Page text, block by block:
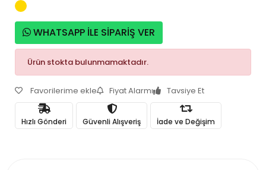
WHATSAPP İLE SİPARİŞ VER
Ürün stokta bulunmamaktadır.
Favorilerime ekle Fiyat Alarmı Tavsiye Et
Hızlı Gönderi Güvenli Alışveriş İade ve Değişim